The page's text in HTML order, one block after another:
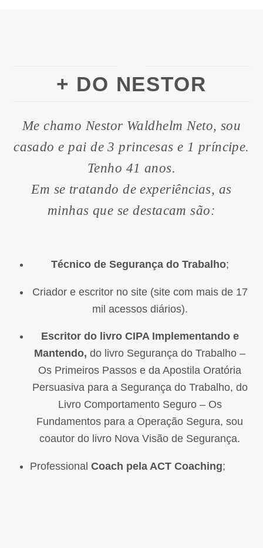
+ DO NESTOR
Me chamo Nestor Waldhelm Neto, sou
casado e pai de 3 princesas e 1 príncipe.
Tenho 41 anos.
Em se tratando de experiências, as
minhas que se destacam são:
Técnico de Segurança do Trabalho;
Criador e escritor no site (site com mais de 17
mil acessos diários).
Escritor do livro CIPA Implementando e
Mantendo,do livro Segurança do Trabalho –
Os Primeiros Passos e da Apostila Oratória
Persuasiva para a Segurança do Trabalho, do
Livro Comportamento Seguro – Os
Fundamentos para a Operação Segura, sou
coautor do livro Nova Visão de Segurança.
Professional Coach pela ACT Coaching;